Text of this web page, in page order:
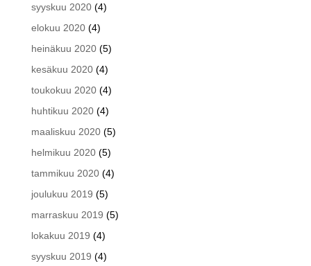
syyskuu 2020(4)
elokuu 2020(4)
heinäkuu 2020(5)
kesäkuu 2020(4)
toukokuu 2020(4)
huhtikuu 2020(4)
maaliskuu 2020(5)
helmikuu 2020(5)
tammikuu 2020(4)
joulukuu 2019 (5)
marraskuu 2019 (5)
lokakuu 2019 (4)
syyskuu 2019 (4)